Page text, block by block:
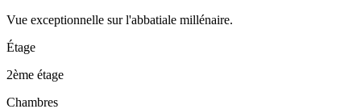
Vue exceptionnelle sur l'abbatiale millénaire.
Étage
2ème étage
Chambres